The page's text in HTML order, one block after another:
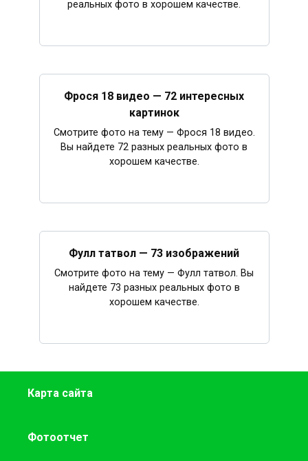
реальных фото в хорошем качестве.
Фрося 18 видео — 72 интересных
картинок
Смотрите фото на тему — Фрося 18 видео.
Вы найдете 72 разных реальных фото в
хорошем качестве.
Фулл татвол — 73 изображений
Смотрите фото на тему — Фулл татвол. Вы
найдете 73 разных реальных фото в
хорошем качестве.
Карта сайта
Фотоотчет